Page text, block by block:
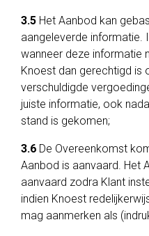
3.5 Het Aanbod kan
aangeleverde informatie.
wanneer deze informatie
Knoest dan gerechtigd is
verschuldigde
juiste informatie, ook
stand is gekomen;
3.6 De Overeenkomst
Aanbod is aanvaard. Het
aanvaard zodra Klant
indien Knoest
mag aanmerken als